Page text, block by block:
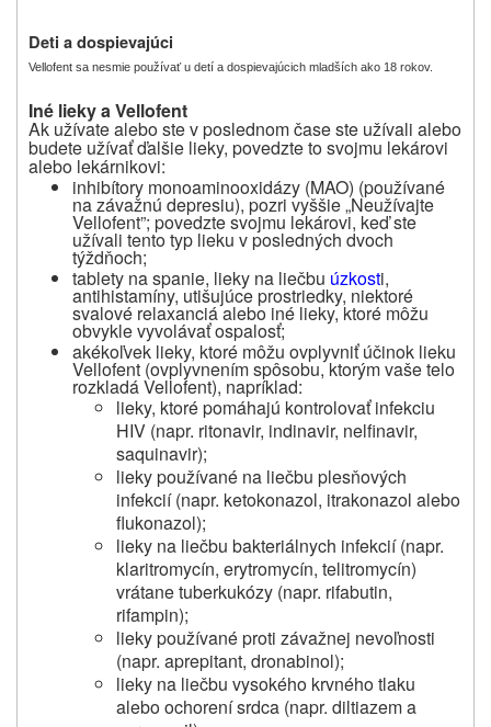
Deti a dospievajúci
Vellofent sa nesmie používať u detí a dospievajúcich mladších ako 18 rokov.
Iné lieky a Vellofent
Ak užívate alebo ste v poslednom čase ste užívali alebo
budete užívať ďalšie lieky, povedzte to svojmu lekárovi
alebo lekárnikovi:
inhibítory monoaminooxidázy (MAO) (používané
na závažnú depresiu), pozri vyššie „Neužívajte
Vellofent”; povedzte svojmu lekárovi, keď ste
užívali tento typ lieku v posledných dvoch
týždňoch;
tablety na spanie, lieky na liečbu úzkosti,
antihistamíny, utišujúce prostriedky, niektoré
svalové relaxanciá alebo iné lieky, ktoré môžu
obvykle vyvolávať ospalosť;
akékoľvek lieky, ktoré môžu ovplyvniť účinok lieku
Vellofent (ovplyvnením spôsobu, ktorým vaše telo
rozkladá Vellofent), napríklad:
lieky, ktoré pomáhajú kontrolovať infekciu
HIV (napr. ritonavir, indinavir, nelfinavir,
saquinavir);
lieky používané na liečbu plesňových
infekcií (napr. ketokonazol, itrakonazol alebo
flukonazol);
lieky na liečbu bakteriálnych infekcií (napr.
klaritromycín, erytromycín, telitromycín)
vrátane tuberkukózy (napr. rifabutin,
rifampin);
lieky používané proti závažnej nevoľnosti
(napr. aprepitant, dronabinol);
lieky na liečbu vysokého krvného tlaku
alebo ochorení srdca (napr. diltiazem a